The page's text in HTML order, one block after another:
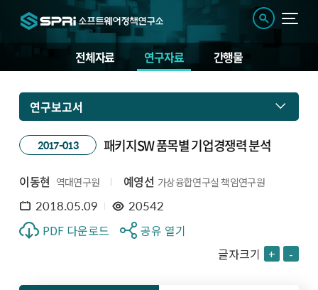
전체자료 연구자료 간행물
연구보고서
2017-013 패키지SW 품목별 기업경쟁력 분석
이동현 역대연구원 예영선 가상융합연구실 책임연구원
2018.05.09 20542
PDF 다운로드
공유 열기
글자크기 + -